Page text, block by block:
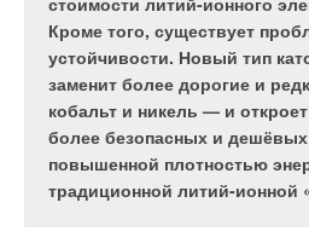
Кроме того, существует
устойчивости. Новый тип
заменит более дорогие и
кобальт и никель — и
более безопасных и
повышенной плотностью
традиционной литий-ионной
солнечных электростанций.
формате 6 и 7 ноября 2024
государственном
(КубГТУ, г. Краснодар) при
поддержке журнала СОК.